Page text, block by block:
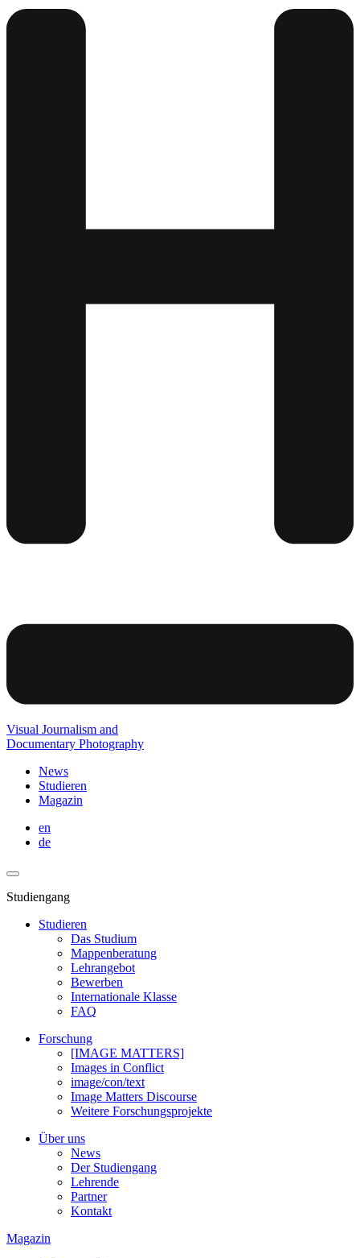
Visual Journalism and
Documentary Photography
News
Studieren
Magazin
en
de
Studiengang
Studieren
Das Studium
Mappenberatung
Lehrangebot
Bewerben
Internationale Klasse
FAQ
Forschung
[IMAGE MATTERS]
Images in Conflict
image/con/text
Image Matters Discourse
Weitere Forschungsprojekte
Über uns
News
Der Studiengang
Lehrende
Partner
Kontakt
Magazin